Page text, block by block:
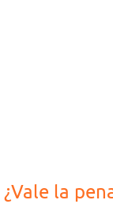
¿Vale la